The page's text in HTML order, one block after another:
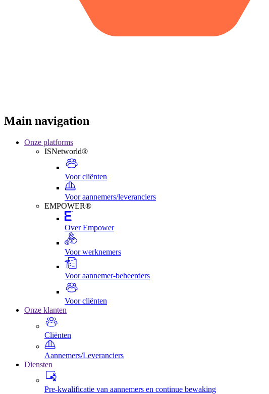
Main navigation
Onze platforms
ISNetworld®
Voor cliënten
Voor aannemers/leveranciers
EMPOWER®
Over Empower
Voor werknemers
Voor aannemer-beheerders
Voor cliënten
Onze klanten
Cliënten
Aannemers/Leveranciers
Diensten
Pre-kwalificatie van aannemers en continue bewaking